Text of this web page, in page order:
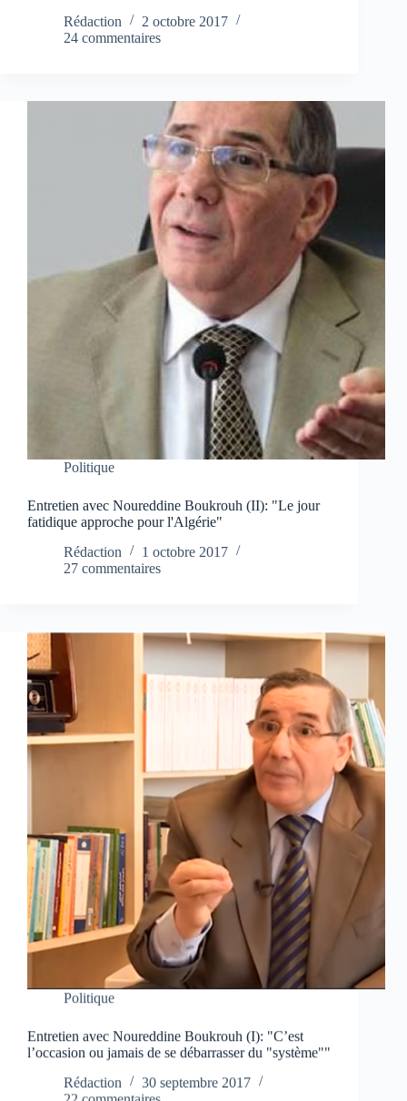
Rédaction
2 octobre 2017
24 commentaires
Politique
Entretien avec Noureddine Boukrouh (II): "Le jour
fatidique approche pour l'Algérie"
Rédaction
1 octobre 2017
27 commentaires
Politique
Entretien avec Noureddine Boukrouh (I): "C’est
l’occasion ou jamais de se débarrasser du "système""
Rédaction
30 septembre 2017